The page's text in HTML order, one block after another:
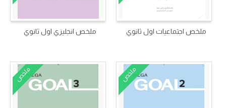
ملخص اجتماعيات اول ثانوي ملخص انجليزي اول ثانوي
ملخص ملخص